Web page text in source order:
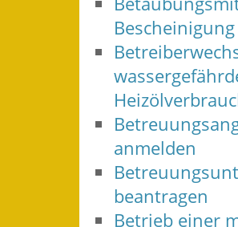
anmelden
beantragen
Betrieb einer